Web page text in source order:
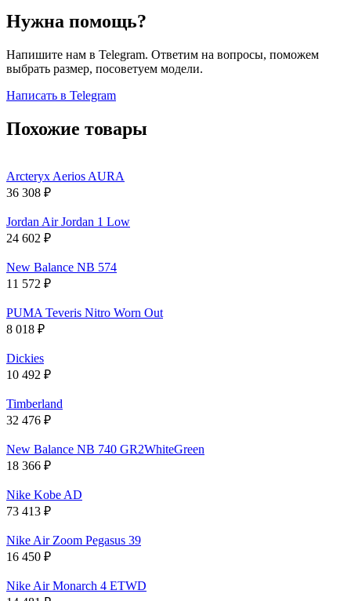
Нужна помощь?
Напишите нам в Telegram. Ответим на вопросы, поможем
выбрать размер, посоветуем модели.
Написать в Telegram
Похожие товары
Arcteryx Aerios AURA
36 308 ₽
Jordan Air Jordan 1 Low
24 602 ₽
New Balance NB 574
11 572 ₽
PUMA Teveris Nitro Worn Out
8 018 ₽
Dickies
10 492 ₽
Timberland
32 476 ₽
New Balance NB 740 GR2WhiteGreen
18 366 ₽
Nike Kobe AD
73 413 ₽
Nike Air Zoom Pegasus 39
16 450 ₽
Nike Air Monarch 4 ETWD